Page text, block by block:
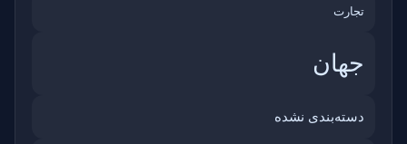
تجارت
جهان
دسته‌بندی نشده